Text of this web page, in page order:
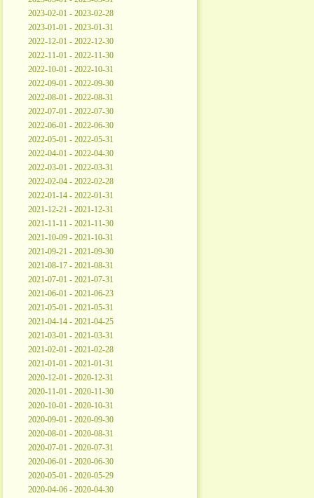
2023-02-01 - 2023-02-28
2023-01-01 - 2023-01-31
2022-12-01 - 2022-12-30
2022-11-01 - 2022-11-30
2022-10-01 - 2022-10-31
2022-09-01 - 2022-09-30
2022-08-01 - 2022-08-31
2022-07-01 - 2022-07-30
2022-06-01 - 2022-06-30
2022-05-01 - 2022-05-31
2022-04-01 - 2022-04-30
2022-03-01 - 2022-03-31
2022-02-04 - 2022-02-28
2022-01-14 - 2022-01-31
2021-12-21 - 2021-12-31
2021-11-11 - 2021-11-30
2021-10-09 - 2021-10-31
2021-09-21 - 2021-09-30
2021-08-17 - 2021-08-31
2021-07-01 - 2021-07-31
2021-06-01 - 2021-06-23
2021-05-01 - 2021-05-31
2021-04-14 - 2021-04-25
2021-03-01 - 2021-03-31
2021-02-01 - 2021-02-28
2021-01-01 - 2021-01-31
2020-12-01 - 2020-12-31
2020-11-01 - 2020-11-30
2020-10-01 - 2020-10-31
2020-09-01 - 2020-09-30
2020-08-01 - 2020-08-31
2020-07-01 - 2020-07-31
2020-06-01 - 2020-06-30
2020-05-01 - 2020-05-29
2020-04-06 - 2020-04-30